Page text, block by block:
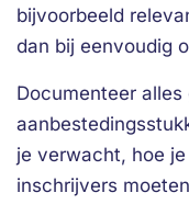
bijvoorbeeld
dan bij eenvoudig
Documenteer alles
je verwacht, hoe
inschrijvers